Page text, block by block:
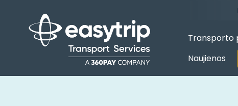
Transporto
Naujienos